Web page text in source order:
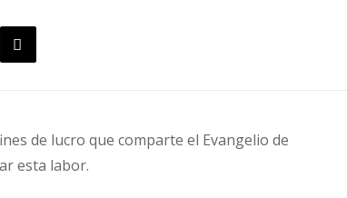
de lucro que comparte el Evangelio de
esta labor.